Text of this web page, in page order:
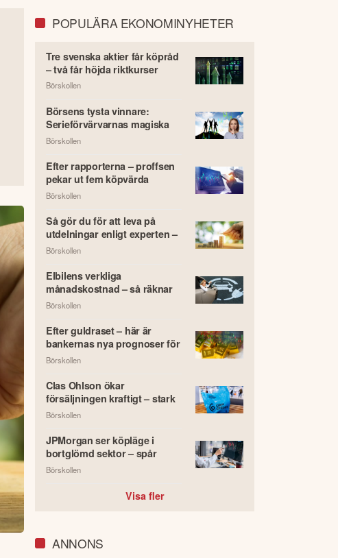
POPULÄRA EKONOMINYHETER
Tre svenska aktier får köpråd
– två får höjda riktkurser
Börskollen
Börsens tysta vinnare:
Serieförvärvarnas magiska
framgångsformel
Börskollen
Efter rapporterna – proffsen
pekar ut fem köpvärda
storbolag
Börskollen
Så gör du för att leva på
utdelningar enligt experten –
här är bolagen som kan lägga
Börskollen
Elbilens verkliga
månadskostnad – så räknar
du rätt
Börskollen
Efter guldraset – här är
bankernas nya prognoser för
guldpriset
Börskollen
Clas Ohlson ökar
försäljningen kraftigt – stark
tillväxt i juli
Börskollen
JPMorgan ser köpläge i
bortglömd sektor – spår
vinstlyft på 22 procent
Börskollen
Visa fler
ANNONS